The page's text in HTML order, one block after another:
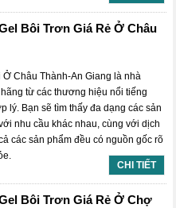
Bôi Trơn Giá Rẻ Ở Châu
Ở Châu Thành-An Giang là nhà
từ các thương hiệu nổi tiếng
lý. Bạn sẽ tìm thấy đa dạng các sản
nhu cầu khác nhau, cùng với dịch
các sản phẩm đều có nguồn gốc rõ
CHI TIẾT
Gel Bôi Trơn Giá Rẻ Ở Chợ